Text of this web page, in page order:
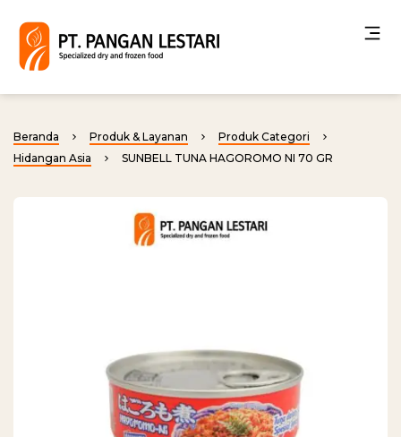
Beranda Produk & Layanan
Produk Categori
Hidangan Asia
SUNBELL TUNA HAGOROMO NI 70 GR